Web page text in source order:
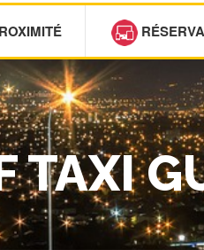
TAXI